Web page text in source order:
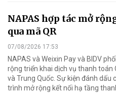
NAPAS hợp tác mở
qua mã QR
07/08/2026 17:53
NAPAS và Weixin Pay và BIDV
rộng triển khai dịch vụ thanh toán
và Trung Quốc. Sự kiện đánh
trình mở rộng kết nối hạ tầng